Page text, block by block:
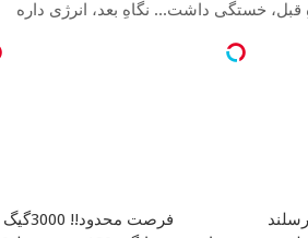
قبل، خستگی داشت... نگاهِ بعد، انرژی داره
فرصت محدود!! 3000گیگ